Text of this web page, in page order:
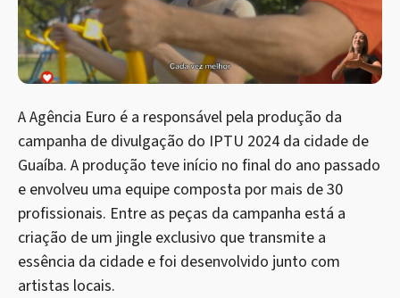
A Agência Euro é a responsável pela produção da
campanha de divulgação do IPTU 2024 da cidade de
Guaíba. A produção teve início no final do ano passado
e envolveu uma equipe composta por mais de 30
profissionais. Entre as peças da campanha está a
criação de um jingle exclusivo que transmite a
essência da cidade e foi desenvolvido junto com
artistas locais.